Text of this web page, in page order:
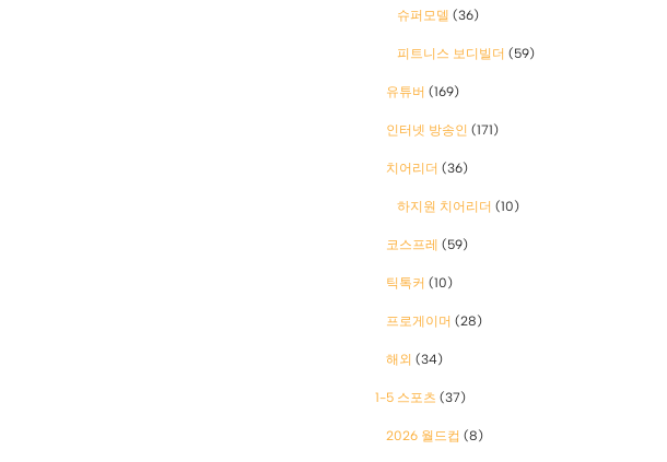
슈퍼모델 (36)
피트니스 보디빌더 (59)
유튜버 (169)
인터넷 방송인 (171)
치어리더 (36)
하지원 치어리더 (10)
코스프레 (59)
틱톡커 (10)
프로게이머 (28)
해외 (34)
1-5 스포츠 (37)
2026 월드컵 (8)